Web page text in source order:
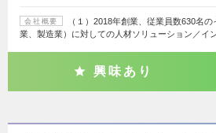
会社概要
（１）2018年創業、従業員数630名
業、製造業）に対しての人材ソリューション／イ
興味あり